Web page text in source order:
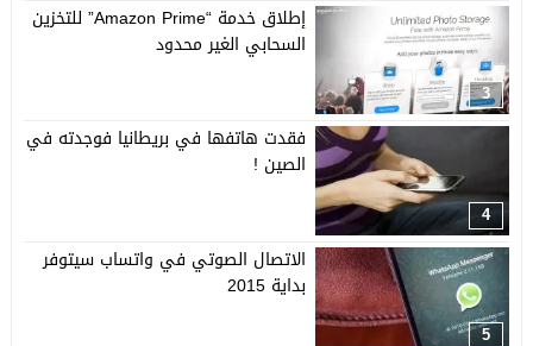
3
إطلاق خدمة “Amazon Prime” للتخزين
السحابي الغير محدود
4
فقدت هاتفها في بريطانيا فوجدته في
الصين !
5
الاتصال الصوتي في واتساب سيتوفر
بداية 2015